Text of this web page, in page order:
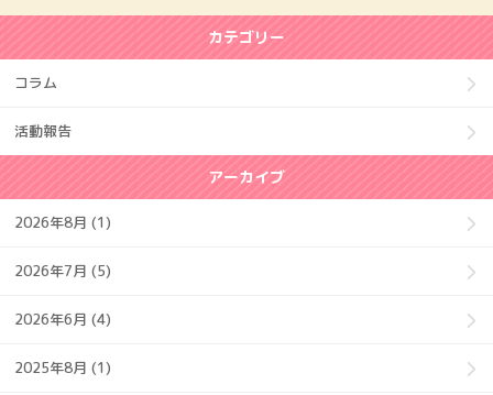
カテゴリー
コラム
活動報告
アーカイブ
2026年8月 (1)
2026年7月 (5)
2026年6月 (4)
2025年8月 (1)